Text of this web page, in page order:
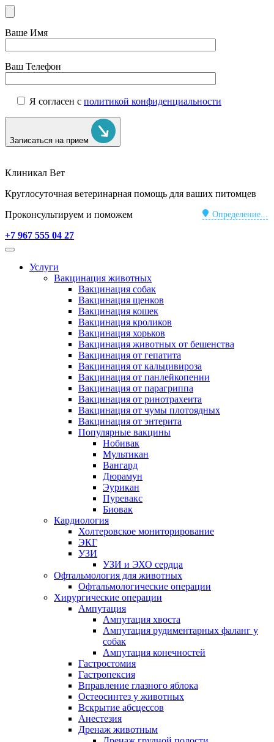
Ваше Имя
Ваш Телефон
Я согласен с политикой конфиденциальности
Записаться на прием
Клиникал Вет
Круглосуточная ветеринарная помощь для ваших питомцев
Определение...
Проконсультируем и поможем
+7 967 555 04 27
Услуги
Вакцинация животных
Вакцинация собак
Вакцинация щенков
Вакцинация кошек
Вакцинация кроликов
Вакцинация хорьков
Вакцинация животных от бешенства
Вакцинация от гепатита
Вакцинация от кальцивироза
Вакцинация от панлейкопении
Вакцинация от парагриппа
Вакцинация от ринотрахеита
Вакцинация от чумы плотоядных
Вакцинация от энтерита
Популярные вакцины
Нобивак
Мультикан
Вангард
Дюрамун
Эурикан
Пуревакс
Биовак
Кардиология
Холтеровское мониторирование
ЭКГ
УЗИ
УЗИ и ЭХО сердца
Офтальмология для животных
Офтальмологические операции
Хирургические операции
Ампутация
Ампутация хвоста
Ампутация рудиментарных фаланг у
собак
Ампутация конечностей
Гастростомия
Гастропексия
Вправление глазного яблока
Остеосинтез у животных
Вскрытие абсцессов
Анестезия
Дренаж животным